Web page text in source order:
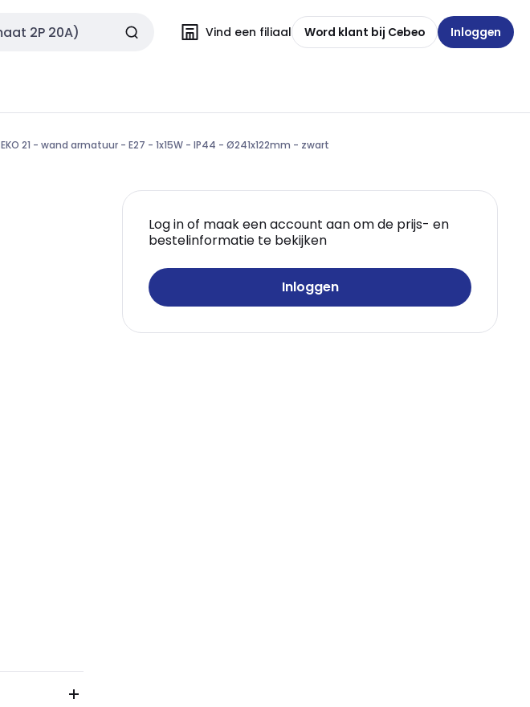
Vind een filiaal Word klant bij Cebeo Inloggen
EKO 21 - wand armatuur - E27 - 1x15W - IP44 - Ø241x122mm - zwart
Log in of maak een account aan om de prijs- en
bestelinformatie te bekijken
Inloggen